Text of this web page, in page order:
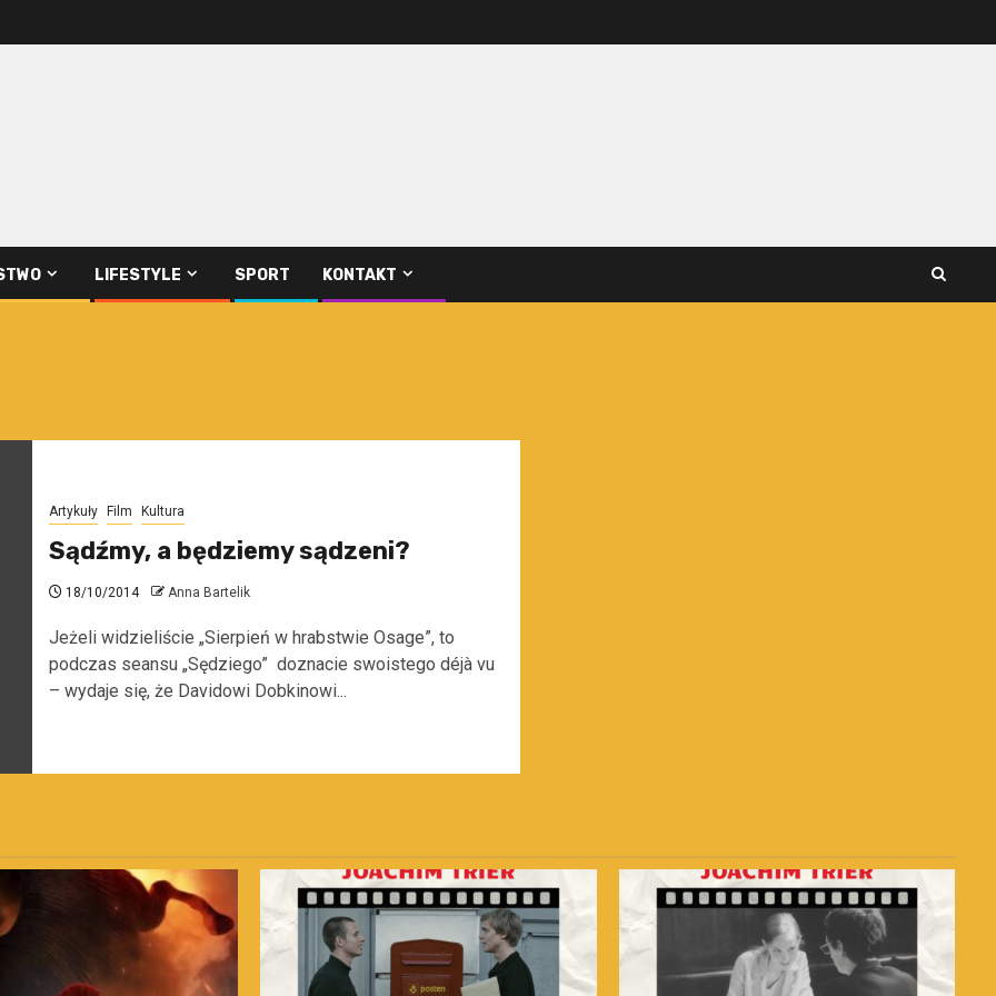
LIFESTYLE SPORT KONTAKT
Artykuły Film Kultura
Sądźmy, a będziemy sądzeni?
18/10/2014 Anna Bartelik
Jeżeli widzieliście „Sierpień w hrabstwie Osage”, to
podczas seansu „Sędziego” doznacie swoistego déjà vu
– wydaje się, że Davidowi Dobkinowi...